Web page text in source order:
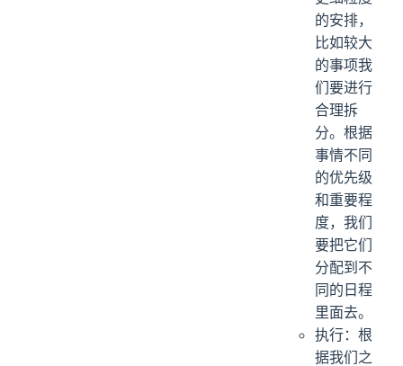
的安排，
比如较大
的事项我
们要进行
合理拆
分。根据
事情不同
的优先级
和重要程
度，我们
要把它们
分配到不
同的日程
里面去。
执行：根
据我们之